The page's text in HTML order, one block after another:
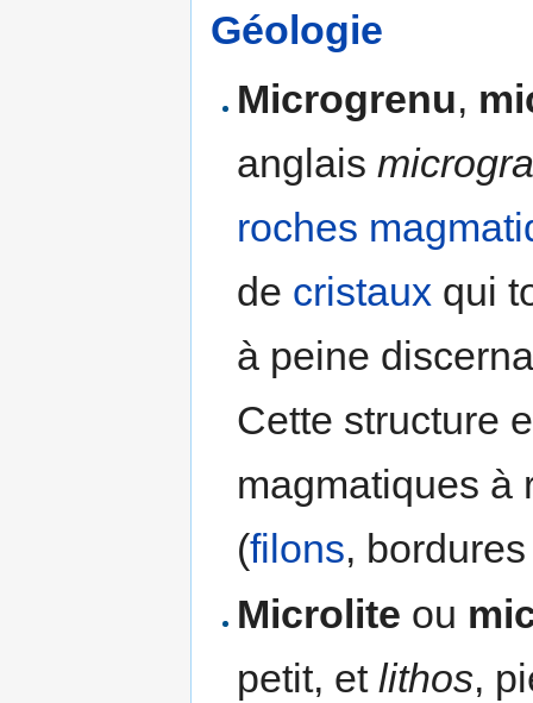
Géologie
Microgrenu,
anglais
roches
de cristaux qui
à peine
Cette structure
magmatiques à
(filons,
Microlite ou
petit, etlithos,